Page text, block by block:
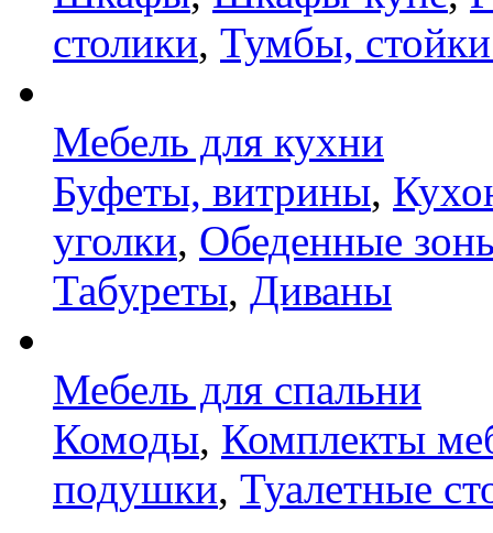
столики, Тумбы,
Мебель для кухни
Буфеты, витрины,
уголки, Обеденные
Табуреты, Диваны
Мебель для спальни
Комоды, Комплекты
подушки, Туалетные